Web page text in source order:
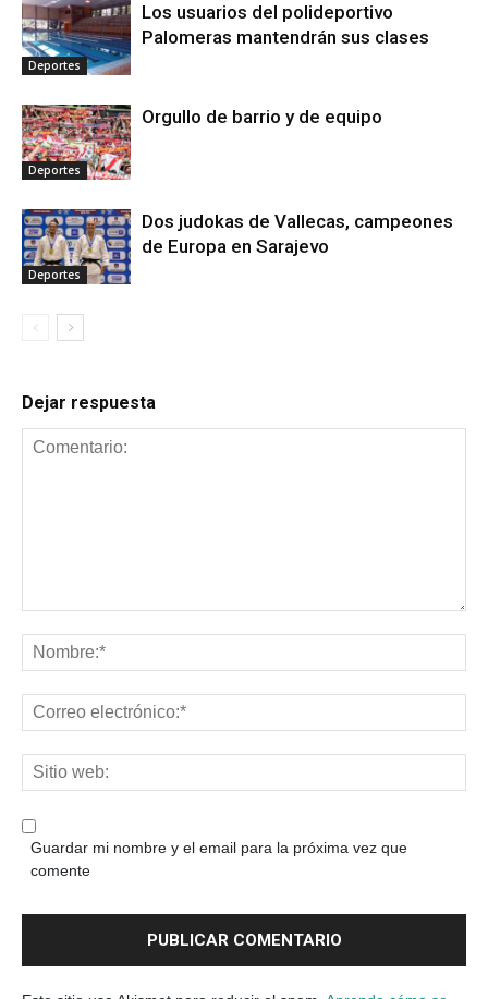
Deportes
Los usuarios del polideportivo
Palomeras mantendrán sus clases
Deportes
Orgullo de barrio y de equipo
Deportes
Dos judokas de Vallecas, campeones
de Europa en Sarajevo
Dejar respuesta
Guardar mi nombre y el email para la próxima vez que
comente